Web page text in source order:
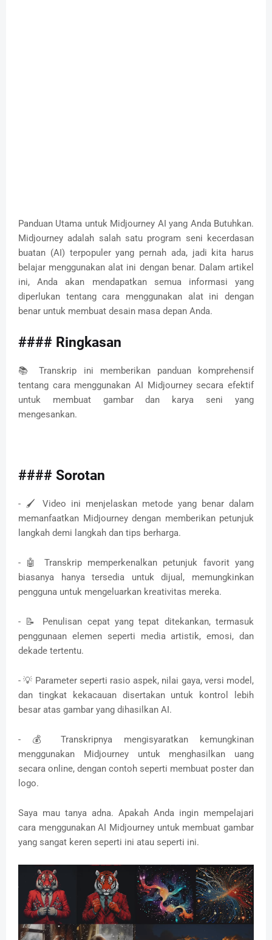
Panduan Utama untuk Midjourney AI yang Anda Butuhkan.
Midjourney adalah salah satu program seni kecerdasan
buatan (AI) terpopuler yang pernah ada, jadi kita harus
belajar menggunakan alat ini dengan benar. Dalam artikel
ini, Anda akan mendapatkan semua informasi yang
diperlukan tentang cara menggunakan alat ini dengan
benar untuk membuat desain masa depan Anda.
#### Ringkasan
📚 Transkrip ini memberikan panduan komprehensif
tentang cara menggunakan AI Midjourney secara efektif
untuk membuat gambar dan karya seni yang
mengesankan.
#### Sorotan
- 🖌️ Video ini menjelaskan metode yang benar dalam
memanfaatkan Midjourney dengan memberikan petunjuk
langkah demi langkah dan tips berharga.
- 🤖 Transkrip memperkenalkan petunjuk favorit yang
biasanya hanya tersedia untuk dijual, memungkinkan
pengguna untuk mengeluarkan kreativitas mereka.
- 📝 Penulisan cepat yang tepat ditekankan, termasuk
penggunaan elemen seperti media artistik, emosi, dan
dekade tertentu.
- 💡 Parameter seperti rasio aspek, nilai gaya, versi model,
dan tingkat kekacauan disertakan untuk kontrol lebih
besar atas gambar yang dihasilkan AI.
- 💰 Transkripnya mengisyaratkan kemungkinan
menggunakan Midjourney untuk menghasilkan uang
secara online, dengan contoh seperti membuat poster dan
logo.
Saya mau tanya adna. Apakah Anda ingin mempelajari
cara menggunakan AI Midjourney untuk membuat gambar
yang sangat keren seperti ini atau seperti ini.